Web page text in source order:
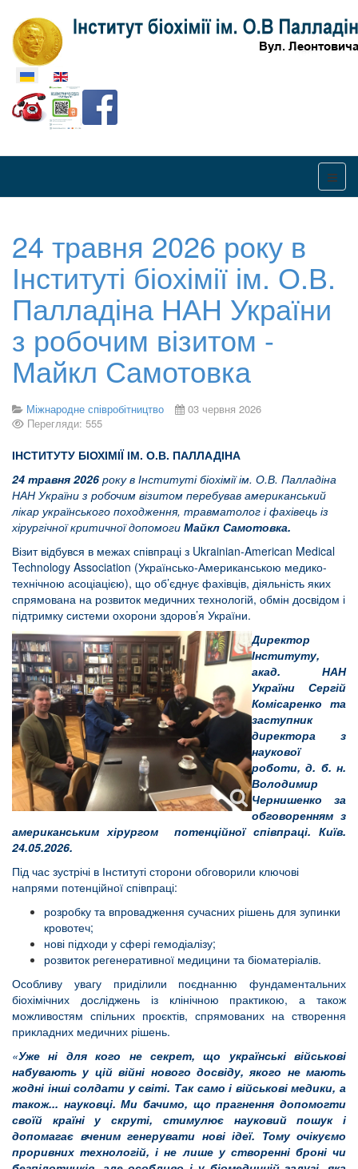
Оберіть свою мову
24 травня 2026 року в
Інституті біохімії ім. О.В.
Палладіна НАН України
з робочим візитом -
Майкл Самотовка
Міжнародне співробітництво
03 червня 2026
Перегляди: 555
ІНСТИТУТУ БІОХІМІЇ ІМ. О.В. ПАЛЛАДІНА
24 травня 2026 року в Інституті біохімії ім. О.В. Палладіна
НАН України з робочим візитом перебував американський
лікар українського походження, травматолог і фахівець із
хірургічної критичної допомоги Майкл Самотовка.
Візит відбувся в межах співпраці з Ukrainian-American Medical
Technology Association (Українсько-Американською медико-
технічною асоціацією), що об’єднує фахівців, діяльність яких
спрямована на розвиток медичних технологій, обмін досвідом і
підтримку системи охорони здоров’я України.
Директор
Інституту,
акад. НАН
України Сергій
Комісаренко та
заступник
директора з
наукової
роботи, д. б. н.
Володимир
Чернишенко за
обговоренням з
американським хірургом потенційної співпраці. Київ.
24.05.2026.
Під час зустрічі в Інституті сторони обговорили ключові
напрями потенційної співпраці:
розробку та впровадження сучасних рішень для зупинки
кровотеч;
нові підходи у сфері гемодіалізу;
розвиток регенеративної медицини та біоматеріалів.
Особливу увагу приділили поєднанню фундаментальних
біохімічних досліджень із клінічною практикою, а також
можливостям спільних проєктів, спрямованих на створення
прикладних медичних рішень.
«Уже ні для кого не секрет, що українські військові
набувають у цій війні нового досвіду, якого не мають
жодні інші солдати у світі. Так само і військові медики, а
також... науковці. Ми бачимо, що прагнення допомогти
своїй країні у скруті, стимулює науковий пошук і
допомагає вченим генерувати нові ідеї. Тому очікуємо
проривних технологій, і не лише у створенні броні чи